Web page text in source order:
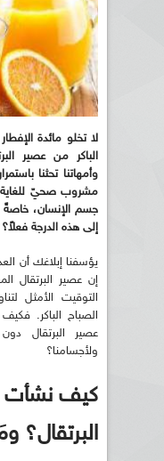
لا تخلو مائدة
الباكر من عصير
وأمهاتنا تحثنا
مشروب صحيّ للغاية،
إلى هذه الدرجة فعلاً؟
يؤسفنا إبلاغك أن
إن عصير البرتقال
التوقيت الأمثل
الصباح الباكر.
عصير البرتقال
ولأجسامنا؟
كيف نشأت
البرتقال؟